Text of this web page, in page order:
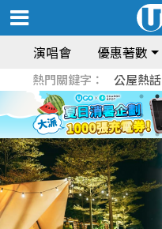
演唱會 優惠著數
熱門關鍵字： 公屋熱話